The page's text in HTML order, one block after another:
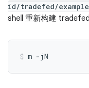
id/tradefed/
shell 重新构建 tradefed